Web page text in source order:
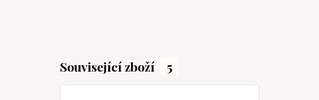
Související zboží 5